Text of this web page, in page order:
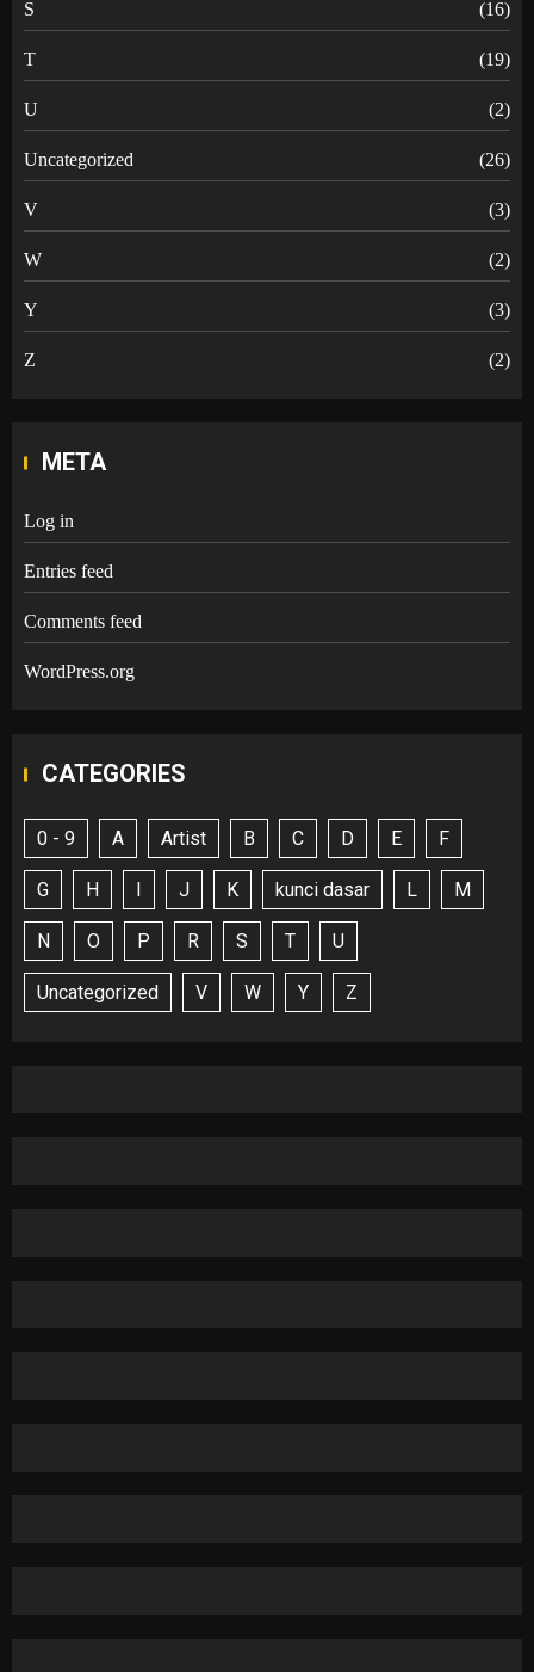
S (16)
T (19)
U (2)
Uncategorized (26)
V (3)
W (2)
Y (3)
Z (2)
META
Log in
Entries feed
Comments feed
WordPress.org
CATEGORIES
0 - 9 A Artist B C D E F
G H I J K kunci dasar L M
N O P R S T U
Uncategorized V W Y Z